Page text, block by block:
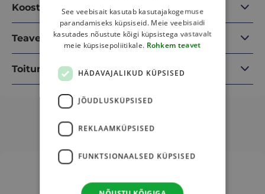
Koostisosad
Teave
Toitumisalane teave
Sulle võib veel meeldida
This
has
See veebisait kasutab kasutajakogemuse
parandamiseks küpsiseid. Meie veebisaidi
kasutades nõustute kõigi küpsistega vastavalt
meie küpsisepoliitikale. Rohkem teavet
HÄDAVAJALIKUD KÜPSISED
JÕUDLUSKÜPSISED
REKLAAMKÜPSISED
FUNKTSIONAALSED KÜPSISED